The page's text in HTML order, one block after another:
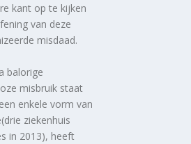
kant op te kijken
van deze
misdaad.
balorige
misbruik staat
enkele vorm van
ziekenhuis
in 2013), heeft